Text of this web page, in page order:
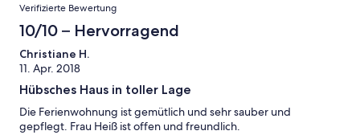
Verifizierte Bewertung
10/10 – Hervorragend
Christiane H.
11. Apr. 2018
Hübsches Haus in toller Lage
Die Ferienwohnung ist gemütlich und sehr sauber und
gepflegt. Frau Heiß ist offen und freundlich.